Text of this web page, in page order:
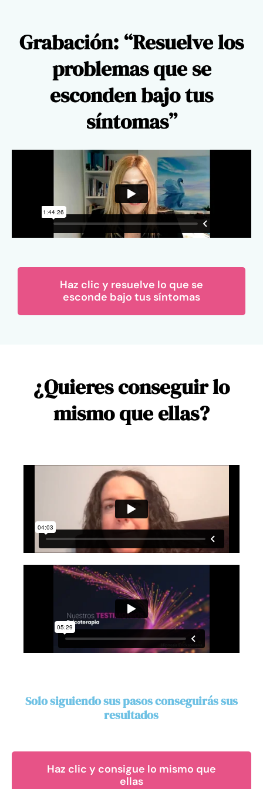
Grabación: “Resuelve los
problemas que se
esconden bajo tus
síntomas”
Haz clic y resuelve lo que se
esconde bajo tus síntomas
¿Quieres conseguir lo
mismo que ellas?
Solo siguiendo sus pasos conseguirás sus
resultados
Haz clic y consigue lo mismo que
ellas